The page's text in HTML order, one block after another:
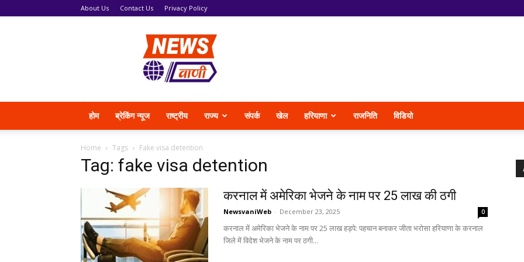
About Us Contact Us Privacy Policy
News
Vani
होम ब्रेकिंग न्यूज राष्ट्रीय राज्य संपर्क खेल हरियाणा राजनिति विडियो
Home Tags Fake visa detention
Tag: fake visa detention
करनाल में अमेरिका भेजने के नाम पर 25 लाख की ठगी
NewsvaniWeb - December 23, 2025 0
करनाल में अमेरिका भेजने के नाम पर 25 लाख हड़पे: पहचान बनाकर जीता भरोसा हरियाणा के करनाल
जिले में विदेश भेजने के नाम पर ठगी...